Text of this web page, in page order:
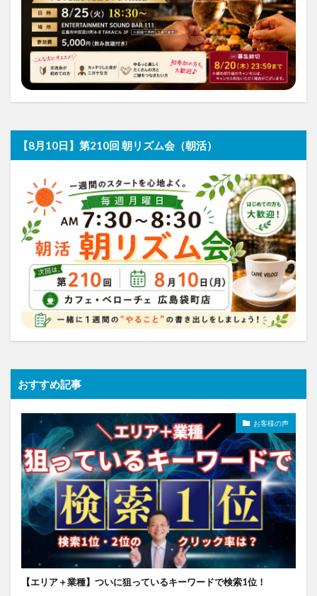
【8月10日】第210回 朝リズム会（朝活）
おすすめ記事
お客様の声
【エリア＋業種】ついに狙っているキーワードで検索1位！